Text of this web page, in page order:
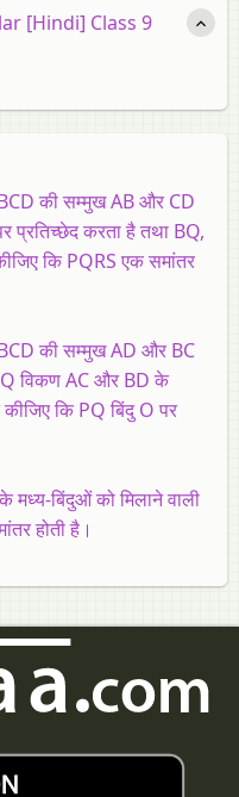
[Hindi] Class 9
की सम्मुख AB और CD
प्रतिच्छेद करता है तथा BQ,
कि PQRS एक समांतर
की सम्मुख AD और BC
विकण AC और BD के
कि PQ बिंदु O पर
मध्य-बिंदुओं को मिलाने वाली
होती है।